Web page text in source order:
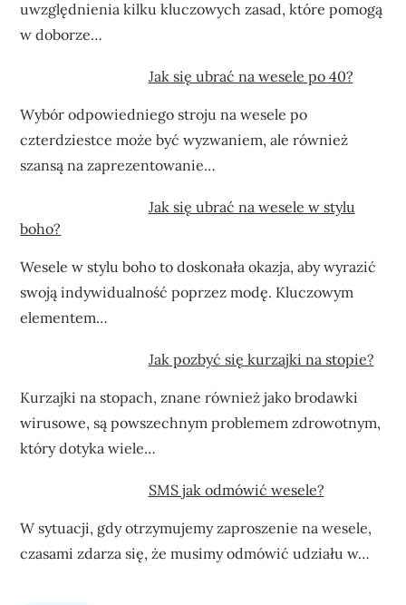
uwzględnienia kilku kluczowych zasad, które pomogą
w doborze…
Jak się ubrać na wesele po 40?
Wybór odpowiedniego stroju na wesele po
czterdziestce może być wyzwaniem, ale również
szansą na zaprezentowanie…
Jak się ubrać na wesele w stylu
boho?
Wesele w stylu boho to doskonała okazja, aby wyrazić
swoją indywidualność poprzez modę. Kluczowym
elementem…
Jak pozbyć się kurzajki na stopie?
Kurzajki na stopach, znane również jako brodawki
wirusowe, są powszechnym problemem zdrowotnym,
który dotyka wiele…
SMS jak odmówić wesele?
W sytuacji, gdy otrzymujemy zaproszenie na wesele,
czasami zdarza się, że musimy odmówić udziału w…